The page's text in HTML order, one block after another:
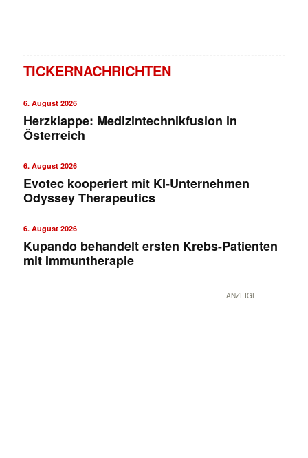
TICKERNACHRICHTEN
6. August 2026
Herzklappe: Medizintechnikfusion in
Österreich
6. August 2026
Evotec kooperiert mit KI-Unternehmen
Odyssey Therapeutics
6. August 2026
Kupando behandelt ersten Krebs-Patienten
mit Immuntherapie
ANZEIGE